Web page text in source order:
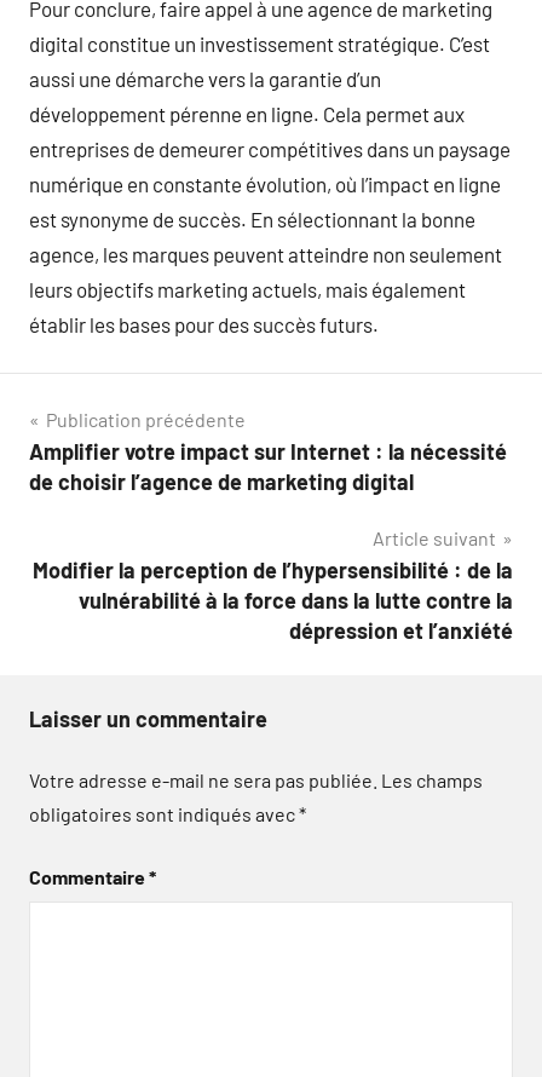
Pour conclure, faire appel à une agence de marketing
digital constitue un investissement stratégique. C’est
aussi une démarche vers la garantie d’un
développement pérenne en ligne. Cela permet aux
entreprises de demeurer compétitives dans un paysage
numérique en constante évolution, où l’impact en ligne
est synonyme de succès. En sélectionnant la bonne
agence, les marques peuvent atteindre non seulement
leurs objectifs marketing actuels, mais également
établir les bases pour des succès futurs.
Navigation
de
Publication précédente
Amplifier votre impact sur Internet : la nécessité
de choisir l’agence de marketing digital
Article suivant
Modifier la perception de l’hypersensibilité : de la
vulnérabilité à la force dans la lutte contre la
dépression et l’anxiété
Laisser un commentaire
Votre adresse e-mail ne sera pas publiée. Les champs
obligatoires sont indiqués avec*
Commentaire*